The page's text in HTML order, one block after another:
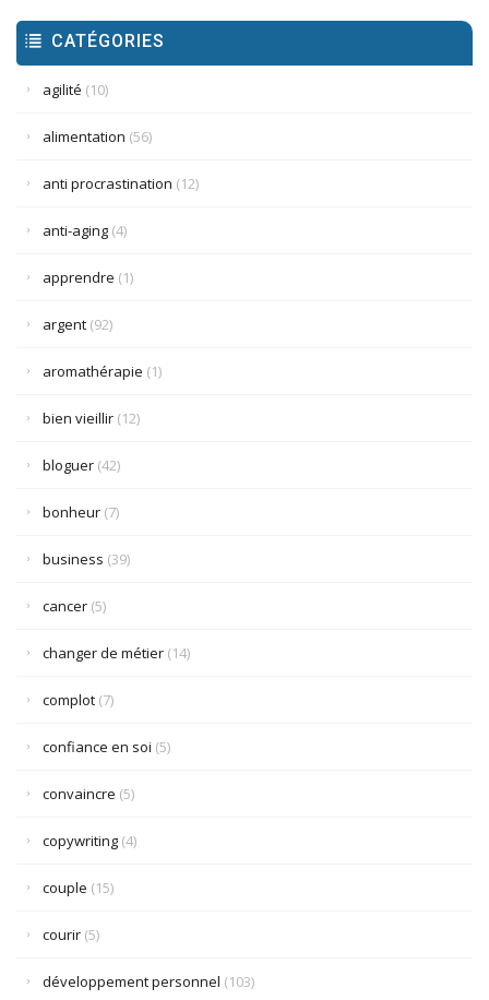
CATÉGORIES
agilité (10)
alimentation (56)
anti procrastination (12)
anti-aging (4)
apprendre (1)
argent (92)
aromathérapie (1)
bien vieillir (12)
bloguer (42)
bonheur (7)
business (39)
cancer (5)
changer de métier (14)
complot (7)
confiance en soi (5)
convaincre (5)
copywriting (4)
couple (15)
courir (5)
développement personnel (103)